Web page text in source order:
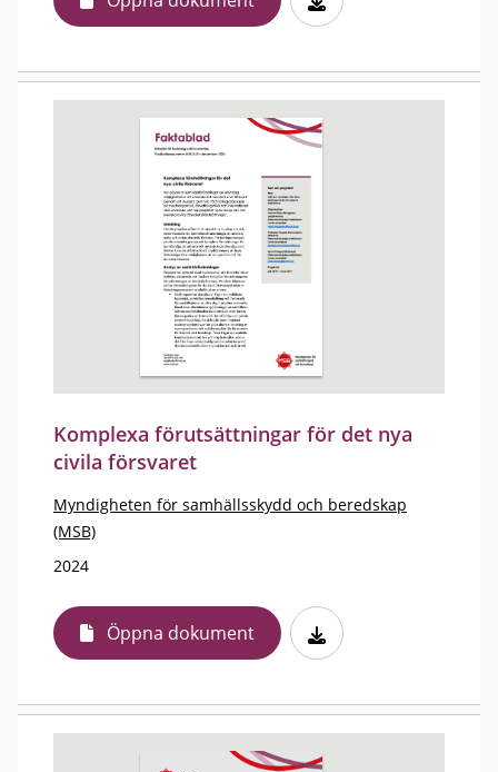
Komplexa förutsättningar för det nya
civila försvaret
Myndigheten för samhällsskydd och beredskap
(MSB)
2024
Öppna dokument